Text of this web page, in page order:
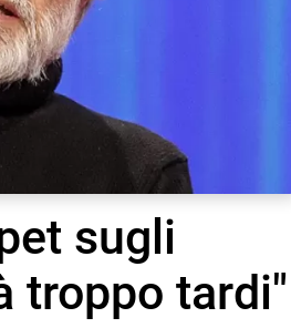
sugli
troppo tardi"